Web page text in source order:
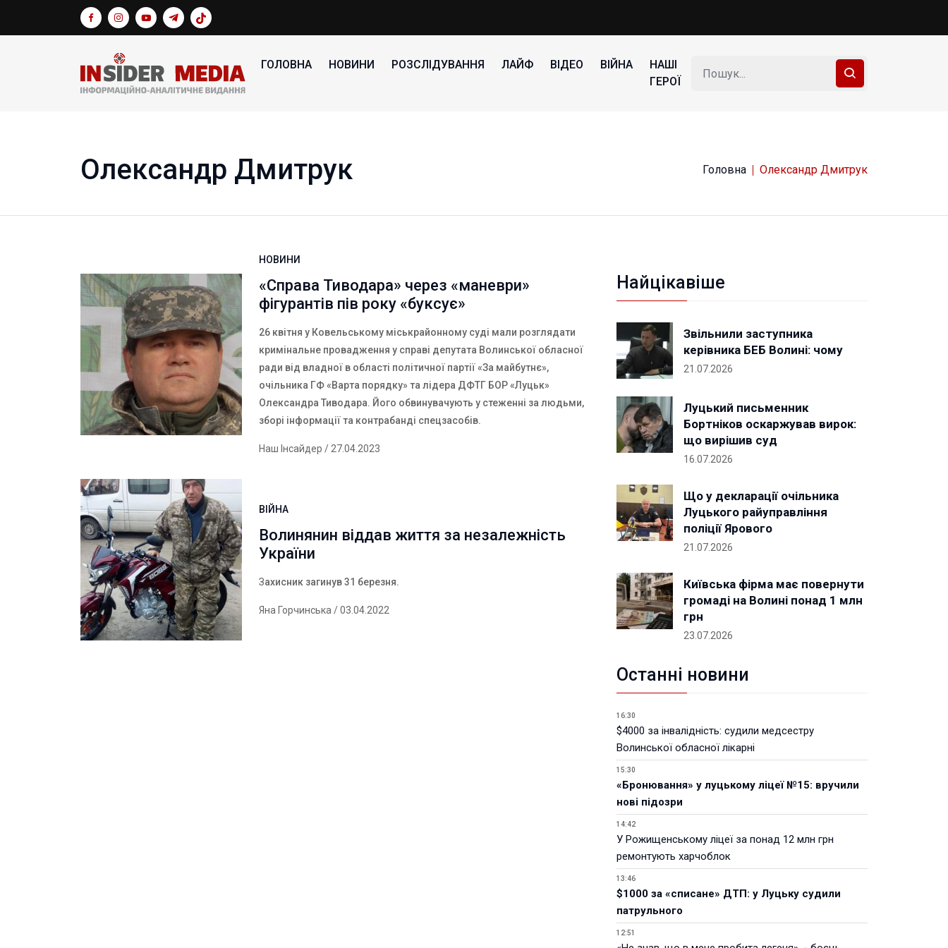
ГОЛОВНА НОВИНИ РОЗСЛІДУВАННЯ ЛАЙФ ВІДЕО ВІЙНА
НАШІ
ГЕРОЇ
Олександр Дмитрук Головна Олександр Дмитрук
НОВИНИ
«Справа Тиводара» через «маневри»
фігурантів пів року «буксує»
26 квітня у Ковельському міськрайонному суді мали розглядати
кримінальне провадження у справі депутата Волинської обласної
ради від владної в області політичної партії «За майбутнє»,
очільника ГФ «Варта порядку» та лідера ДФТГ БОР «Луцьк»
Олександра Тиводара. Його обвинувачують у стеженні за людьми,
зборі інформації та контрабанді спецзасобів.
Наш Інсайдер / 27.04.2023
ВІЙНА
Волинянин віддав життя за незалежність
України
Захисник загинув 31 березня.
Яна Горчинська / 03.04.2022
Найцікавіше
Звільнили заступника
керівника БЕБ Волині: чому
21.07.2026
Луцький письменник
Бортніков оскаржував вирок:
що вирішив суд
16.07.2026
Що у декларації очільника
Луцького райуправління
поліції Ярового
21.07.2026
Київська фірма має повернути
громаді на Волині понад 1 млн
грн
23.07.2026
Останні новини
16:30
$4000 за інвалідність: судили медсестру
Волинської обласної лікарні
15:30
«Бронювання» у луцькому ліцеї №15: вручили
нові підозри
14:42
У Рожищенському ліцеї за понад 12 млн грн
ремонтують харчоблок
13:46
$1000 за «списане» ДТП: у Луцьку судили
патрульного
12:51